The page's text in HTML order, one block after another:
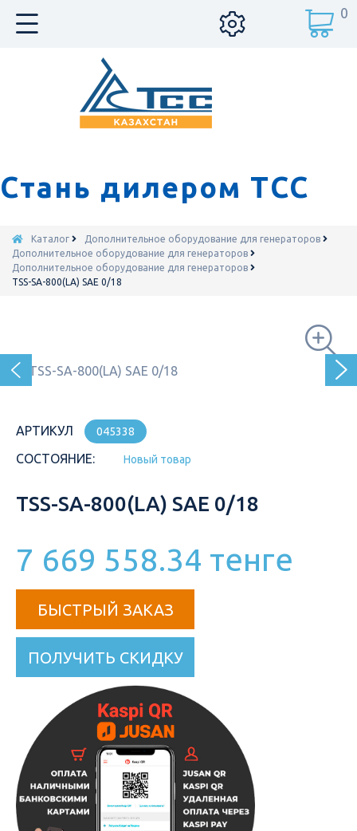
Стань дилером ТСС
0
Каталог
Дополнительное оборудование для генераторов
Дополнительное оборудование для генераторов
Дополнительное оборудование для генераторов
TSS-SA-800(LA) SAE 0/18
АРТИКУЛ 045338
СОСТОЯНИЕ: Новый товар
TSS-SA-800(LA) SAE 0/18
7 669 558.34 тенге
БЫСТРЫЙ ЗАКАЗ
ПОЛУЧИТЬ СКИДКУ